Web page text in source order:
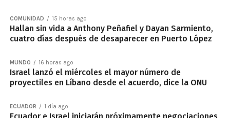
COMUNIDAD 15 horas ago
Hallan sin vida a Anthony Peñafiel y Dayan Sarmiento,
cuatro días después de desaparecer en Puerto López
MUNDO 16 horas ago
Israel lanzó el miércoles el mayor número de
proyectiles en Líbano desde el acuerdo, dice la ONU
ECUADOR 1 día ago